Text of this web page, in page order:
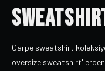
Carpe sweatshirt
oversize